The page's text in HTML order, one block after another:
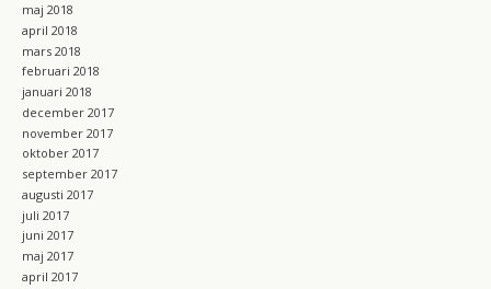
maj 2018
april 2018
mars 2018
februari 2018
januari 2018
december 2017
november 2017
oktober 2017
september 2017
augusti 2017
juli 2017
juni 2017
maj 2017
april 2017